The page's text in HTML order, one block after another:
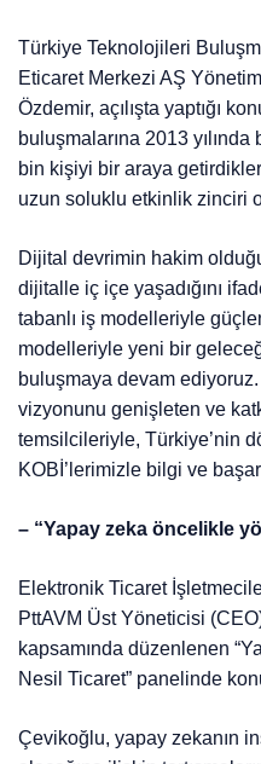
Türkiye Teknolojileri
Eticaret Merkezi AŞ
Özdemir, açılışta yaptığı
buluşmalarına 2013 yılında
bin kişiyi bir araya
uzun soluklu etkinlik zinciri
Dijital devrimin hakim
dijitalle iç içe yaşadığını
tabanlı iş modelleriyle
modelleriyle yeni bir
buluşmaya devam
vizyonunu genişleten ve
temsilcileriyle, Türkiye’nin
KOBİ’lerimizle bilgi ve
– “Yapay zeka öncelikle
Elektronik Ticaret
PttAVM Üst Yöneticisi
kapsamında düzenlenen
Nesil Ticaret” panelinde
Çevikoğlu, yapay zekanın